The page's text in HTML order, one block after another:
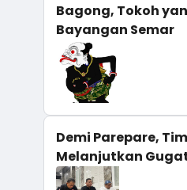
Bagong, Tokoh
Bayangan Semar
Demi Parepare,
Melanjutkan